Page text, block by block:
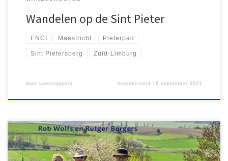
Wandelen op de Sint Pieter
ENCI Maastricht Pieterpad
Sint Pietersberg Zuid-Limburg
door voetstappers Gepubliceerd 18 september 2021